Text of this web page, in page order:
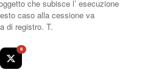
che subisce l’ esecuzione
caso alla cessione va
di registro. T.
0